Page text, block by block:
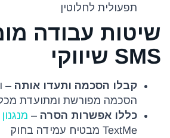
תפעולית לחלוטין
שיטות עבודה
SMS שיווקי
קבלו הסכמה ותעדו אותה –
הסכמה מפורשת ומתועדת
כללו אפשרות הסרה –
TextMe מבטיח עמידה בחוק